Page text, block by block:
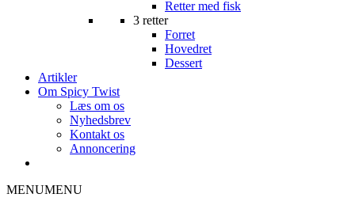
Retter med fisk
3 retter
Forret
Hovedret
Dessert
Artikler
Om Spicy Twist
Læs om os
Nyhedsbrev
Kontakt os
Annoncering
MENUMENU